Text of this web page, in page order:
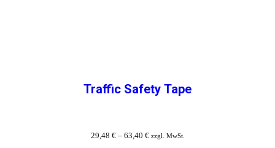
Traffic Safety Tape
29,48 €– 63,40 € zzgl. MwSt.